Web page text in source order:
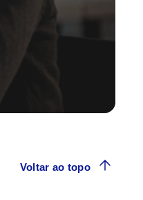
Voltar ao topo